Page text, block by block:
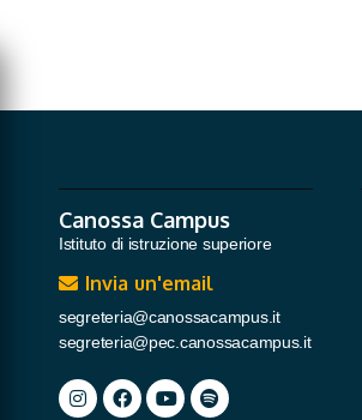
Canossa Campus
Istituto di istruzione superiore
Invia un'email
segreteria@canossacampus.it
segreteria@pec.canossacampus.it